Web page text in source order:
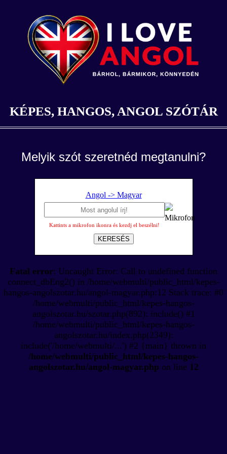
KÉPES, HANGOS, ANGOL SZÓTÁR
Melyik szót szeretnéd megtanulni?
Angol -> Magyar
Kattints a mikrofon ikonra és kezdj el beszélni!
KERESÉS
Fatal error: Uncaught Error: Call to undefined function
connect_dbEng2() in /home/webmulti/public_html/kepes-
hangos-angolszotar.hu/angol-magyar.php:12 Stack trace: #0
/home/webmulti/public_html/kepes-hangos-
angolszotar.hu/szotar.php(892): include() #1
/home/webmulti/public_html/kepes-hangos-
angolszotar.hu/index.php(2349):
include('/home/webmulti/...') #2 {main} thrown in
/home/webmulti/public_html/kepes-hangos-
angolszotar.hu/angol-magyar.php on line 12